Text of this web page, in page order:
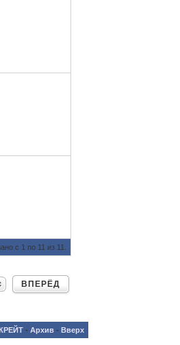
с 1 по 11 из 11.
ВПЕРЁД
- Архив- Вверх